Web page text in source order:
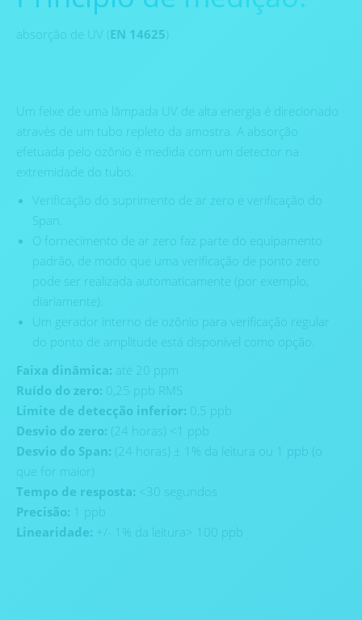
absorção de UV ( EN 14625
Um feixe de uma lâmpada UV de alta energia é direcionado
através de um tubo repleto da amostra. A absorção
efetuada pelo ozônio é medida com um detector na
extremidade do tubo.
Verificação do suprimento de ar zero e verificação do
Span.
O fornecimento de ar zero faz parte do equipamento
padrão, de modo que uma verificação de ponto zero
pode ser realizada automaticamente (por exemplo,
diariamente).
Um gerador interno de ozônio para verificação regular
do ponto de amplitude está disponível como opção.
Faixa dinâmica: até 20 ppm
Ruído do zero: 0,25 ppb RMS
Limite de detecção inferior: 0,5 ppb
Desvio do zero: (24 horas) <1 ppb
Desvio do Span: (24 horas) ± 1% da leitura ou 1 ppb (o
que for maior)
Tempo de resposta: <30 segundos
Precisão: 1 ppb
Linearidade: +/- 1% da leitura> 100 ppb